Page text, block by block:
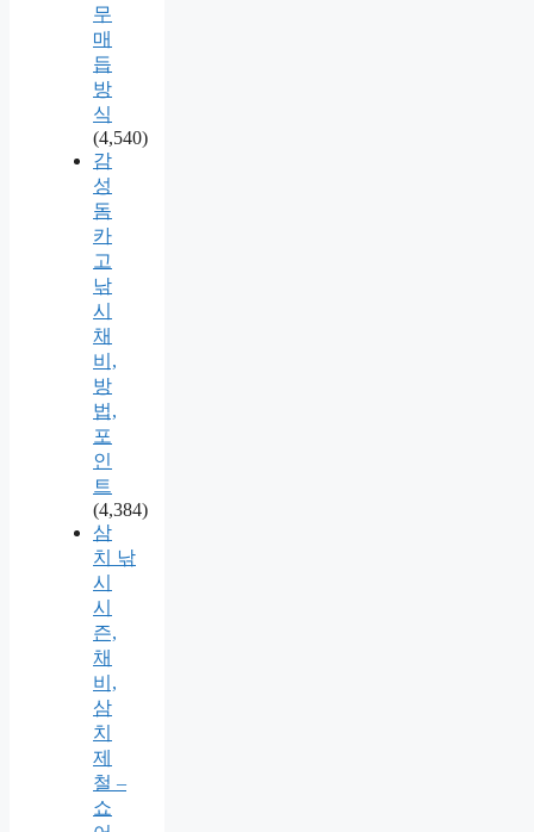
무
매
듭
방
식
(4,540)
감
성
돔
카
고
낚
시
채
비,
방
법,
포
인
트
(4,384)
삼
치 낚
시
시
즌,
채
비,
삼
치
제
철 –
쇼